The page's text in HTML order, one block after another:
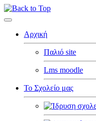
Αρχική
Παλιό site
Lms moodle
Το Σχολείο μας